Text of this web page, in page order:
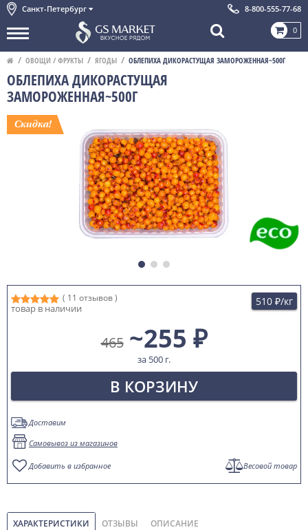
Санкт-Петербург 8-800-555-77-68
0
ОВОЩИ / ФРУКТЫ ЯГОДЫ ОБЛЕПИХА ДИКОРАСТУЩАЯ ЗАМОРОЖЕННАЯ~500Г
ОБЛЕПИХА ДИКОРАСТУЩАЯ
ЗАМОРОЖЕННАЯ~500Г
( 11 отзывов )
товар в наличии
510 ₽/кг
465 ~255 ₽
за 500 г.
В КОРЗИНУ
Доставим
Самовывоз из магазинов
Добавить в избранное Весовой товар
ХАРАКТЕРИСТИКИ ОТЗЫВЫ ОПИСАНИЕ